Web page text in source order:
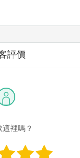
評價
這裡嗎？